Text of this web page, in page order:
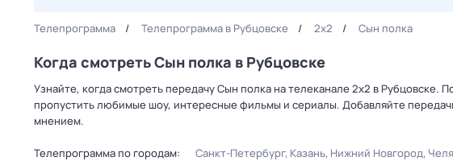
Телепрограмма Телепрограмма в Рубцовске 2x2 Сын полка
Когда смотреть Сын полка в Рубцовске
Узнайте, когда смотреть передачу Сын полка на телеканале 2x2 в
пропустить любимые шоу, интересные фильмы и сериалы. Добавляйте
мнением.
Телепрограмма по городам: Санкт-Петербург Казань Нижний Новгород